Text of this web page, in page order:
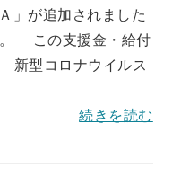
」が追加されました
。 この支援金・給付
新型コロナウイルス
続きを読む